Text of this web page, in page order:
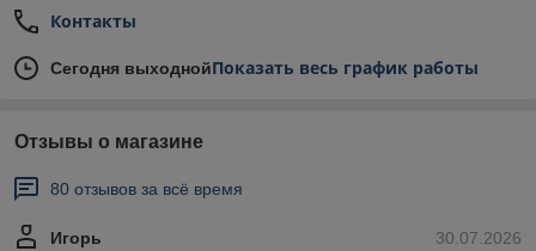
Контакты
Сегодня выходнойПоказать весь график работы
Отзывы о магазине
80 отзывов за всё время
30.07.2026
Игорь